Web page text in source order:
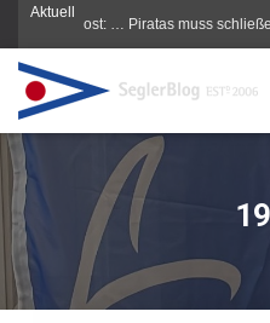
Aktuell
… Piratas muss schließen